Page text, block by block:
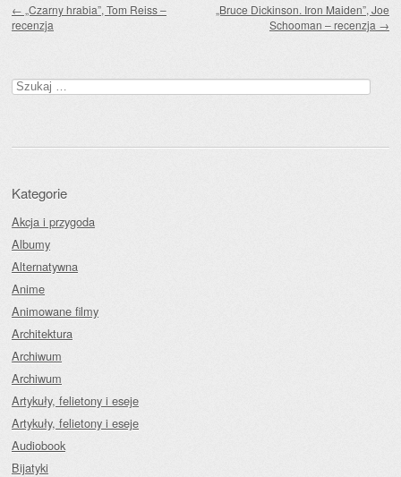
← „Czarny hrabia”, Tom Reiss –
recenzja
„Bruce Dickinson. Iron Maiden”, Joe
Schooman – recenzja →
Szukaj:
Kategorie
Akcja i przygoda
Albumy
Alternatywna
Anime
Animowane filmy
Architektura
Archiwum
Archiwum
Artykuły, felietony i eseje
Artykuły, felietony i eseje
Audiobook
Bijatyki